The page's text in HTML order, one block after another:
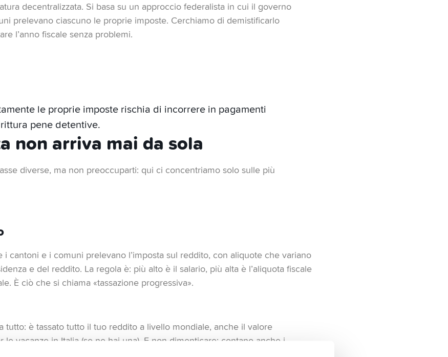
fiscale:se vuoi pagare di meno, puoi trasferirti a Zugo, Svitto o Nidvaldo,
del tuo reddito a disposizione.
decentralizzata. Si basa su un approccio federalista in cui il governo
prelevano ciascuno le proprie imposte. Cerchiamo di demistificarlo
l’anno fiscale senza problemi.
le proprie imposte rischia di incorrere in pagamenti
pene detentive.
non arriva mai da sola
diverse, ma non preoccuparti: qui ci concentriamo solo sulle più
cantoni e i comuni prelevano l’imposta sul reddito, con aliquote che variano
e del reddito. La regola è: più alto è il salario, più alta è l’aliquota fiscale
È ciò che si chiama «tassazione progressiva».
tutto: è tassato tutto il tuo reddito a livello mondiale, anche il valore
le vacanze in Italia (se ne hai una). E non dimenticare: contano anche i